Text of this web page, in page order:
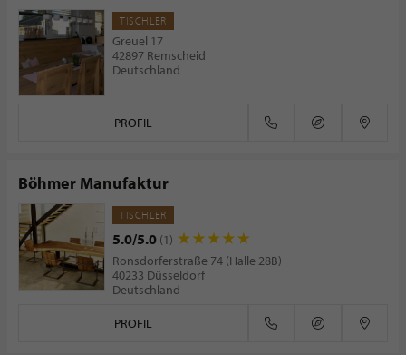
TISCHLER
Greuel 17
42897 Remscheid
Deutschland
PROFIL
Böhmer Manufaktur
TISCHLER
5.0/5.0 (1)
Rons­dor­fer­stra­ße 74 (Halle 28B)
40233 Düsseldorf
Deutschland
PROFIL